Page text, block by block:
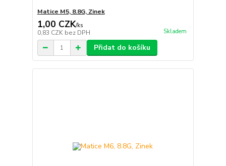
Matice M5, 8.8G, Zinek
1,00 CZK/ks
0,83 CZK bez DPH Skladem
Přidat do košíku